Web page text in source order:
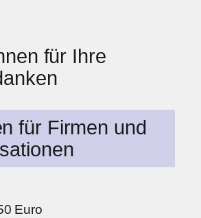
für Ihre
für Firmen und
Euro